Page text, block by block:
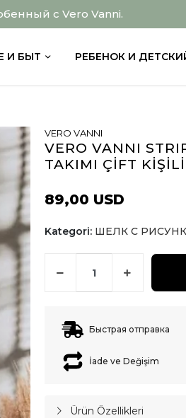
с Vero Vanni.
И БЫТ РЕБЕНОК И
VERO VANNI
VERO VANNI
TAKIMI ÇİFT
89,00 USD
Kategori: ШЕЛК С
Быстрая отправка
İade ve Değişim
Ürün Özellikleri